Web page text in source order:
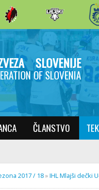
SLOVENIJE
OF SLOVENIA
ČLANSTVO
2017 / 18»IHL Mlajši dečki